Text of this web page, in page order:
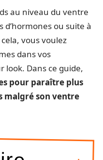
au niveau du ventre
d’hormones ou suite à
vous voulez
dans vos
Dans ce guide,
pour paraître plus
malgré son ventre